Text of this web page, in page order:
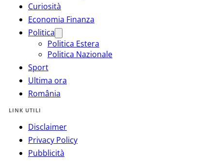
Curiosità
Economia Finanza
Politica
Politica Estera
Politica Nazionale
Sport
Ultima ora
România
LINK UTILI
Disclaimer
Privacy Policy
Pubblicità